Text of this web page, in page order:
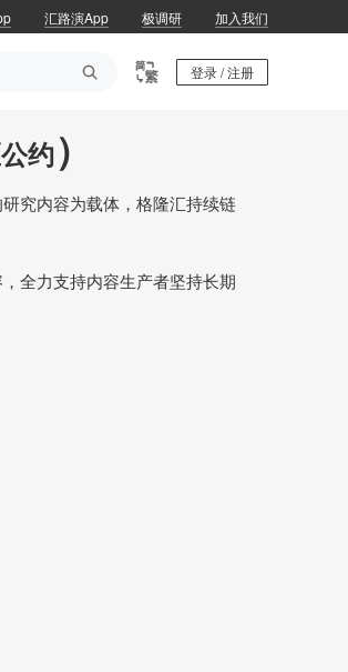
汇路演App 极调研 加入我们
 登录 / 注册
约）
究内容为载体，格隆汇持续链
全力支持内容生产者坚持长期